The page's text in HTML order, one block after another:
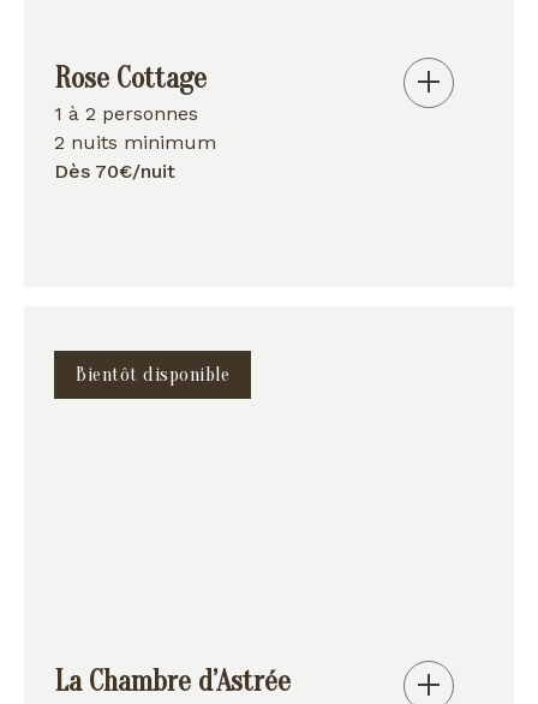
Rose Cottage
1 à 2 personnes
2 nuits minimum
Dès 70€/nuit
Bientôt disponible
La Chambre d’Astrée